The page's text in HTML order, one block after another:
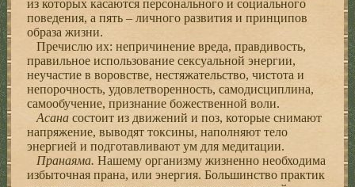
из которых касаются персонального и социального
поведения, а пять – личного развития и принципов
образа жизни.
Пречислю их: непричинение вреда, правдивость,
правильное использование сексуальной энергии,
неучастие в воровстве, нестяжательство, чистота и
непорочность, удовлетворенность, самодисциплина,
самообучение, признание божественной воли.
Асана состоит из движений и поз, которые снимают
напряжение, выводят токсины, наполняют тело
энергией и подготавливают ум для медитации.
Пранаяма. Нашему организму жизненно необходима
избыточная прана, или энергия. Большинство практик